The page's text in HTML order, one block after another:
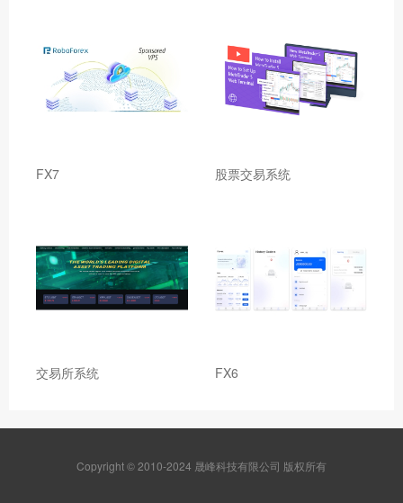
FX7 股票交易系统
交易所系统 FX6
Copyright © 2010-2024 晟峰科技有限公司 版权所有